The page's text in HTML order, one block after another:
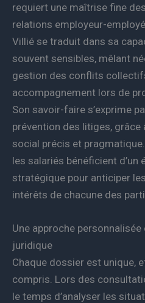
requiert une maîtrise fine
relations employeur-
Villié se traduit dans sa
souvent sensibles, mêlant
gestion des conflits
accompagnement lors de
Son savoir-faire s’exprime
prévention des litiges, grâce
social précis et
les salariés bénéficient d’un
stratégique pour anticiper
intérêts de chacune des
Une approche
juridique
Chaque dossier est unique,
compris. Lors des
le temps d’analyser les